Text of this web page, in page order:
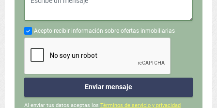
Acepto recibir información sobre ofertas inmobiliarias
Enviar mensaje
Al enviar tus datos aceptas los Términos de servicio y privacidad